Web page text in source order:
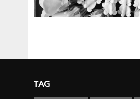
TAG